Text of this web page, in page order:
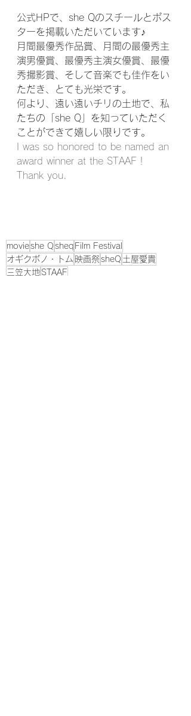
公式HPで、she Qのスチールとポス
ターを掲載いただいています♪
月間最優秀作品賞、月間の最優秀主
演男優賞、最優秀主演女優賞、最優
秀撮影賞、そして音楽でも佳作をい
ただき、とても光栄です。
何より、遠い遠いチリの土地で、私
たちの「she Q」を知っていただく
ことができて嬉しい限りです。
I was so honored to be named an
award winner at the STAAF！
Thank you.
movie she Q sheq Film Festival
オギクボノ・トム 映画祭 sheQ 土屋愛貴
三笠大地 STAAF